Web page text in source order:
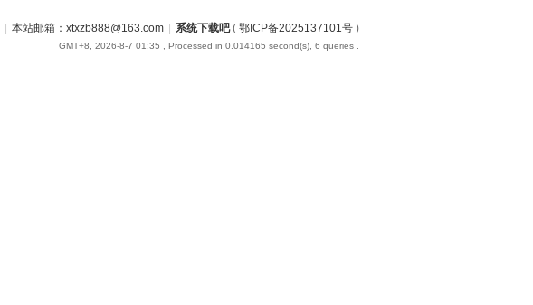
本站邮箱：xtxzb888@163.com 系统下载吧( 鄂ICP备2025137101号 )
GMT+8, 2026-8-7 01:35 , Processed in 0.014165 second(s), 6 queries .